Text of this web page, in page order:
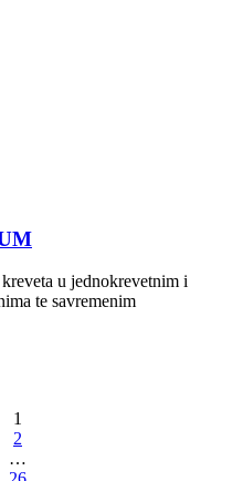
u jednokrevetnim i
te savremenim
Brojevi
1
2
…